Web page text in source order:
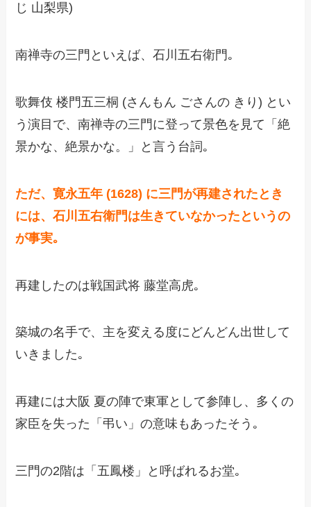
じ 山梨県)
南禅寺の三門といえば、石川五右衛門｡
歌舞伎 楼門五三桐 (さんもん ごさんの きり) とい
う演目で、南禅寺の三門に登って景色を見て「絶
景かな、絶景かな。」と言う台詞｡
ただ、寛永五年 (1628) に三門が再建されたとき
には、石川五右衛門は生きていなかったというの
が事実｡
再建したのは戦国武将 藤堂高虎｡
築城の名手で、主を変える度にどんどん出世して
いきました｡
再建には大阪 夏の陣で東軍として参陣し、多くの
家臣を失った「弔い」の意味もあったそう｡
三門の2階は「五鳳楼」と呼ばれるお堂｡